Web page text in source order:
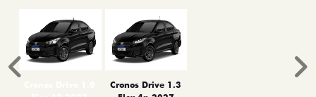
Cronos Drive 1.3
Anterior